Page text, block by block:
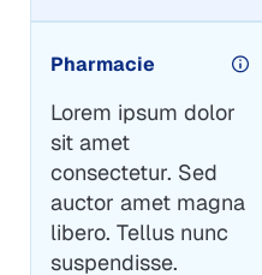
Pharmacie
Lorem ipsum dolor
sit amet
consectetur. Sed
auctor amet magna
libero. Tellus nunc
suspendisse.